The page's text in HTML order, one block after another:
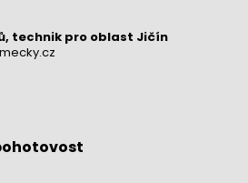
technik pro oblast Jičín